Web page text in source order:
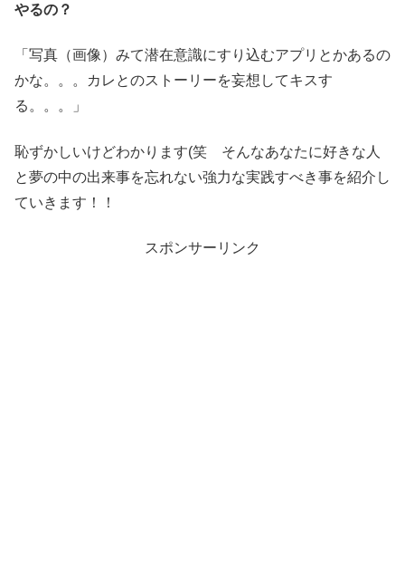
やるの？
「写真（画像）みて潜在意識にすり込むアプリとかあるの
かな。。。カレとのストーリーを妄想してキスす
る。。。」
恥ずかしいけどわかります(笑 そんなあなたに好きな人
と夢の中の出来事を忘れない強力な実践すべき事を紹介し
ていきます！！
スポンサーリンク